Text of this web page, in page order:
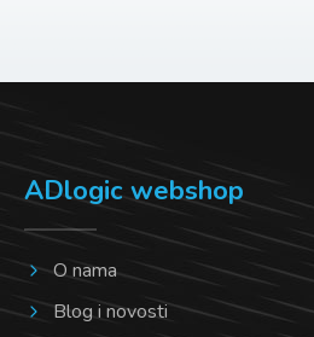
na
proizvoda
ADlogic webshop
O nama
Blog i novosti